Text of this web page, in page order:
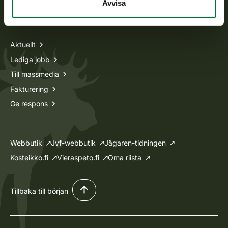
Avvisa
Information om oss
Aktuellt
Lediga jobb
Till massmedia
Fakturering
Ge respons
Webbutik Jvf-webbutik
Jägaren-tidningen
Kosteikko.fi
Vieraspeto.fi Oma riista
Tillbaka till början